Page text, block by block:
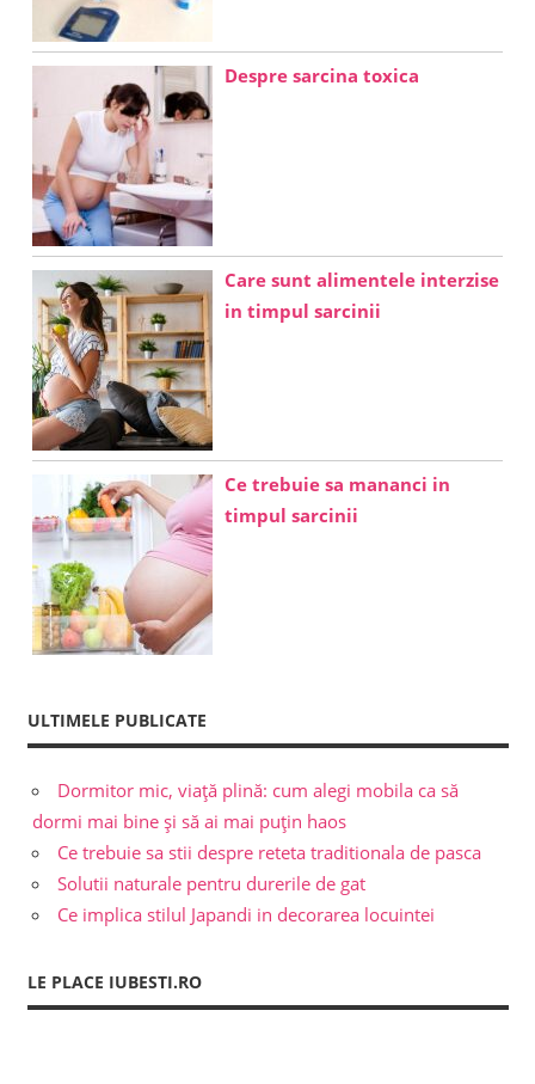
Despre sarcina toxica
Care sunt alimentele interzise
in timpul sarcinii
Ce trebuie sa mananci in
timpul sarcinii
ULTIMELE PUBLICATE
Dormitor mic, viață plină: cum alegi mobila ca să
dormi mai bine și să ai mai puțin haos
Ce trebuie sa stii despre reteta traditionala de pasca
Solutii naturale pentru durerile de gat
Ce implica stilul Japandi in decorarea locuintei
LE PLACE IUBESTI.RO